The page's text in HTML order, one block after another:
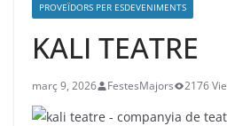
PROVEÏDORS PER ESDEVENIMENTS
KALI TEATRE
març 9, 2026 FestesMajors 2176